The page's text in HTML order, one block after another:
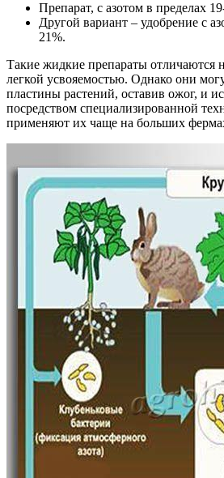
Препарат, с азотом в пределах
Другой вариант – удобрение с
21%.
Такие жидкие препараты отличаются
легкой усвояемостью. Однако они
пластины растений, оставив ожог, и
посредством специализированной
применяют их чаще на больших